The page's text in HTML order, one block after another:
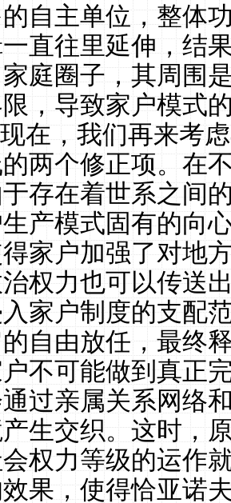
自主单位，整体
直往里延伸，结
庭圈子，其周围
，导致家户模式
现在，我们再来考
两个修正项。在
存在着世系之间
产模式固有的向
家户加强了对地
权力也可以传送
家户制度的支配
自由放任，最终
不可能做到真正
过亲属关系网络
生交织。这时，
权力等级的运作
果，使得恰亚诺